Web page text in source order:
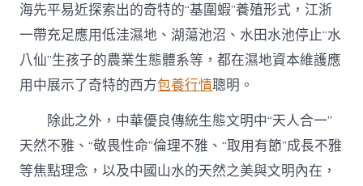
海先平易近探索出的奇特的“基圍蝦”養殖形式，江浙
一帶充足應用低洼濕地、湖蕩池沼、水田水池停止“水
八仙”生孩子的農業生態體系等，都在濕地資本維護應
用中展示了奇特的西方包養行情聰明。
除此之外，中華優良傳統生態文明中“天人合一”
天然不雅、“敬畏性命”倫理不雅、“取用有節”成長不雅
等焦點理念，以及中國山水的天然之美與文明內在，